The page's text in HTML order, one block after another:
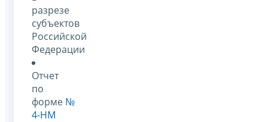
разрезе
субъектов
Российской
Федерации
Отчет
по
форме №
4-НМ